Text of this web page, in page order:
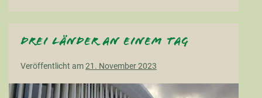
Drei Länder an einem Tag
Veröffentlicht am21. November 2023
Drei